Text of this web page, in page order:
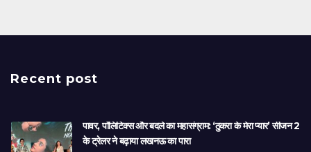
Recent post
पावर, पॉलिटिक्स और बदले का महासंग्राम: ‘ठुकरा के मेरा प्यार’ सीजन 2
के ट्रेलर ने बढ़ाया लखनऊ का पारा